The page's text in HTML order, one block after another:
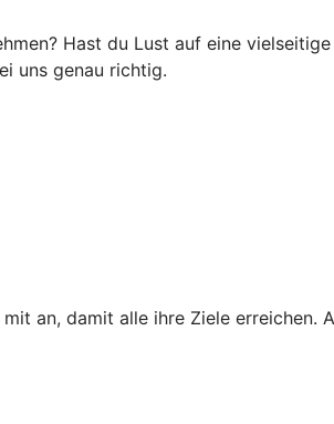
Hast du Lust auf eine
uns genau richtig.
an, damit alle ihre Ziele erreichen.